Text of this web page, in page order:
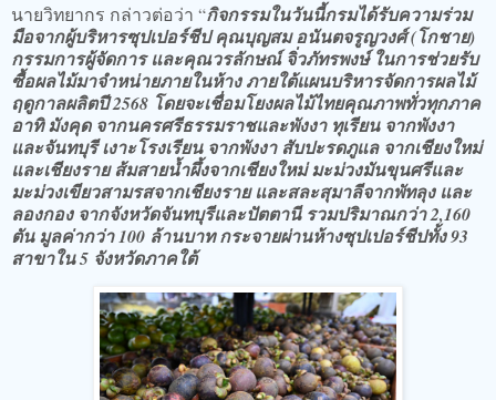
นายวิทยากร กล่าวต่อว่า “กิจกรรมในวันนี้กรมได้รับความร่วม
มือจากผู้บริหารซุปเปอร์ชีป คุณบุญสม อนันตจรูญวงศ์ (โกชาย)
กรรมการผู้จัดการ และคุณวรลักษณ์ จิ่วภัทรพงษ์ ในการช่วยรับ
ซื้อผลไม้มาจำหน่ายภายในห้าง ภายใต้แผนบริหารจัดการผลไม้
ฤดูกาลผลิตปี 2568 โดยจะเชื่อมโยงผลไม้ไทยคุณภาพทั่วทุกภาค
อาทิ มังคุด จากนครศรีธรรมราชและพังงา ทุเรียน จากพังงา
และจันทบุรี เงาะโรงเรียน จากพังงา สับปะรดภูแล จากเชียงใหม่
และเชียงราย ส้มสายน้ำผึ้งจากเชียงใหม่ มะม่วงมันขุนศรีและ
มะม่วงเขียวสามรสจากเชียงราย และสละสุมาลีจากพัทลุง และ
ลองกอง จากจังหวัดจันทบุรีและปัตตานี รวมปริมาณกว่า 2,160
ตัน มูลค่ากว่า 100 ล้านบาท กระจายผ่านห้างซุปเปอร์ชีปทั้ง 93
สาขาใน 5 จังหวัดภาคใต้